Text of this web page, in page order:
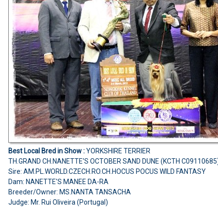
Best Local Bred in Show :YORKSHIRE TERRIER
TH.GRAND CH.NANETTE'S OCTOBER SAND DUNE (KCTH
Sire: AM.PL.WORLD.CZECH.RO.CH.HOCUS POCUS WILD FANTASY
Dam: NANETTE'S MANEE DA-RA
Breeder/Owner: MS.NANTA TANSACHA
Judge: Mr. Rui Oliveira (Portugal)